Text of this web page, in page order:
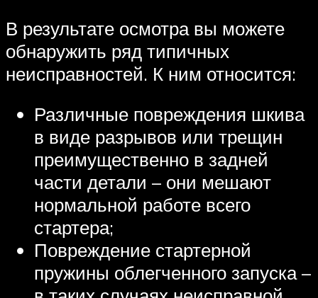
В результате осмотра вы можете
обнаружить ряд типичных
неисправностей. К ним относится:
Различные повреждения шкива
в виде разрывов или трещин
преимущественно в задней
части детали – они мешают
нормальной работе всего
стартера;
Повреждение стартерной
пружины облегченного запуска –